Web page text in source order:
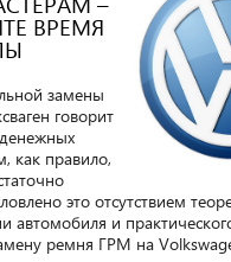
ВРЕМЯ
замены
говорит
как правило,
это отсутствием
автомобиля и
ремня ГРМ на